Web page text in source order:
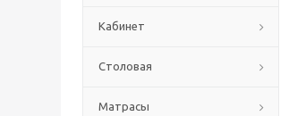
Кабинет
Столовая
Матрасы